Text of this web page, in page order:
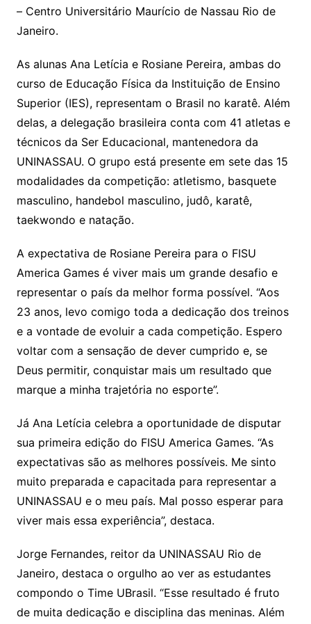
– Centro Universitário Maurício de Nassau Rio de
Janeiro.
As alunas Ana Letícia e Rosiane Pereira, ambas do
curso de Educação Física da Instituição de Ensino
Superior (IES), representam o Brasil no karatê. Além
delas, a delegação brasileira conta com 41 atletas e
técnicos da Ser Educacional, mantenedora da
UNINASSAU. O grupo está presente em sete das 15
modalidades da competição: atletismo, basquete
masculino, handebol masculino, judô, karatê,
taekwondo e natação.
A expectativa de Rosiane Pereira para o FISU
America Games é viver mais um grande desafio e
representar o país da melhor forma possível. “Aos
23 anos, levo comigo toda a dedicação dos treinos
e a vontade de evoluir a cada competição. Espero
voltar com a sensação de dever cumprido e, se
Deus permitir, conquistar mais um resultado que
marque a minha trajetória no esporte”.
Já Ana Letícia celebra a oportunidade de disputar
sua primeira edição do FISU America Games. “As
expectativas são as melhores possíveis. Me sinto
muito preparada e capacitada para representar a
UNINASSAU e o meu país. Mal posso esperar para
viver mais essa experiência”, destaca.
Jorge Fernandes, reitor da UNINASSAU Rio de
Janeiro, destaca o orgulho ao ver as estudantes
compondo o Time UBrasil. “Esse resultado é fruto
de muita dedicação e disciplina das meninas. Além